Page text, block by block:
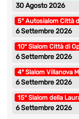
30 Agosto 2026
5° Autoslalom Città
6 Settembre 2026
10° Slalom Città di
6 Settembre 2026
4° Slalom Villanova
6 Settembre 2026
15° Slalom della
6 Settembre 2026